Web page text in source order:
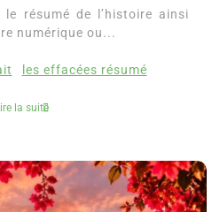
le résumé de l’histoire ainsi
numérique ou...
les effacées résumé
la suite